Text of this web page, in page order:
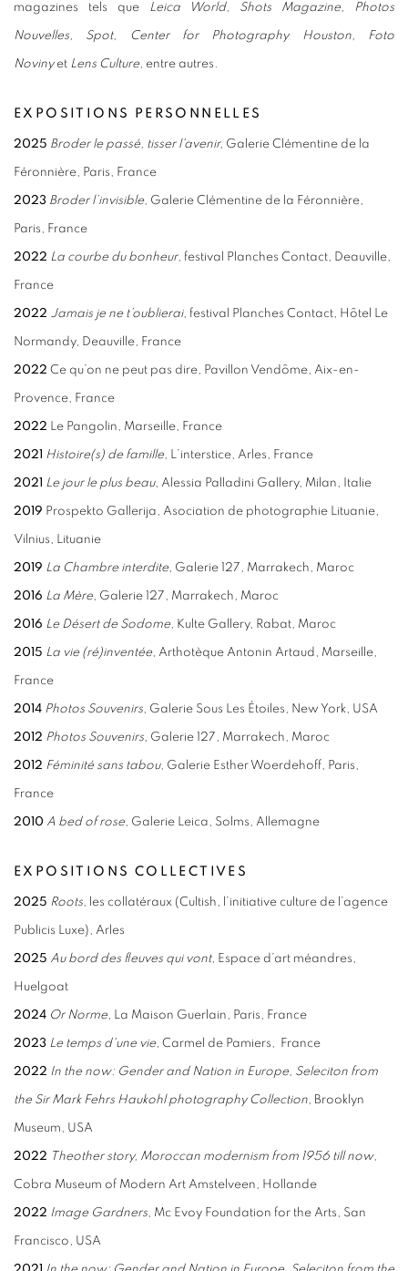
magazines tels que Leica World, Shots Magazine, Photos
Nouvelles, Spot, Center for Photography Houston, Foto
Novinyet Lens Culture, entre autres.
EXPOSITIONS PERSONNELLES
2025 Broder le passé, tisser l'avenir, Galerie Clémentine de la
Féronnière, Paris, France
2023 Broder l’invisible, Galerie Clémentine de la Féronnière,
Paris, France
2022 La courbe du bonheur, festival Planches Contact, Deauville,
France
2022 Jamais je ne t’oublierai, festival Planches Contact, Hôtel Le
Normandy, Deauville, France
2022 Ce qu’on ne peut pas dire, Pavillon Vendôme, Aix-en-
Provence, France
2022 Le Pangolin, Marseille, France
2021 Histoire(s) de famille, L’interstice, Arles, France
2021 Le jour le plus beau, Alessia Palladini Gallery, Milan, Italie
2019 Prospekto Gallerija, Asociation de photographie Lituanie,
Vilnius, Lituanie
2019 La Chambre interdite, Galerie 127, Marrakech, Maroc
2016 La Mère, Galerie 127, Marrakech, Maroc
2016 Le Désert de Sodome, Kulte Gallery, Rabat, Maroc
2015 La vie (ré)inventée, Arthotèque Antonin Artaud, Marseille,
France
2014 Photos Souvenirs, Galerie Sous Les Étoiles, New York, USA
2012 Photos Souvenirs, Galerie 127, Marrakech, Maroc
2012 Féminité sans tabou, Galerie Esther Woerdehoff, Paris,
France
2010 A bed of rose, Galerie Leica, Solms, Allemagne
EXPOSITIONS COLLECTIVES
2025 Roots, les collatéraux (Cultish, l’initiative culture de l’agence
Publicis Luxe), Arles
2025 Au bord des fleuves qui vont, Espace d’art méandres,
Huelgoat
2024 Or Norme, La Maison Guerlain, Paris, France
2023 Le temps d'une vie, Carmel de Pamiers, France
2022 In the now: Gender and Nation in Europe, Seleciton from
the Sir Mark Fehrs Haukohl photography Collection, Brooklyn
Museum, USA
2022 Theother story, Moroccan modernism from 1956 till now,
Cobra Museum of Modern Art Amstelveen, Hollande
2022 Image Gardners, Mc Evoy Foundation for the Arts, San
Francisco, USA